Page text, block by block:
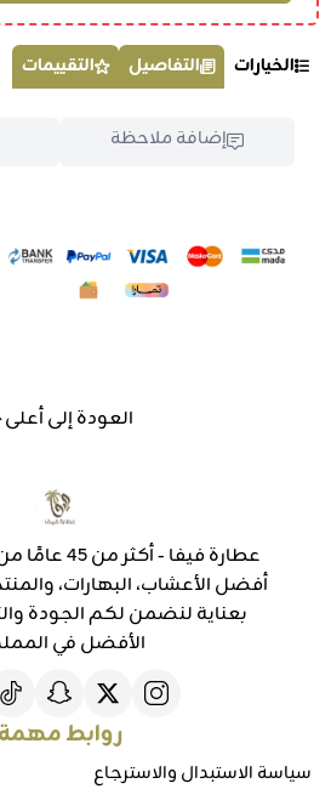
الخيارات التفاصيل التقييمات
إضافة ملاحظة
اسحب و افلت
استعراض
العودة إلى أعلى
عطارة فيفا -
أفضل الأعشاب، البهارات،
بعناية لنضمن لكم الجودة
الأفضل في
روابط مهمة
سياسة الاستبدال والاسترجاع